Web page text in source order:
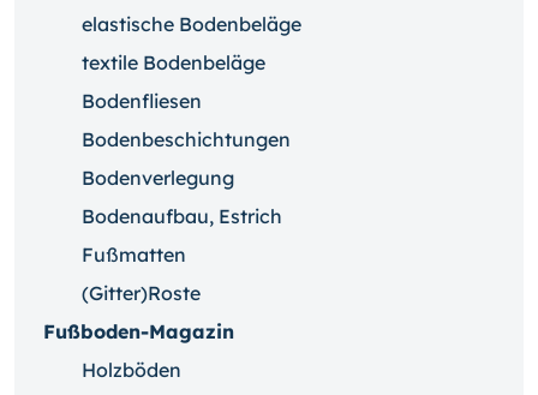
elastische Bodenbeläge
textile Bodenbeläge
Bodenfliesen
Bodenbeschichtungen
Bodenverlegung
Bodenaufbau, Estrich
Fußmatten
(Gitter)Roste
Fußboden-Magazin
Holzböden